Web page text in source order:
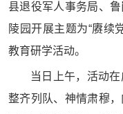
县退役军人事务局、
陵园开展主题为“赓续
教育研学活动。
当日上午，活动
整齐列队、神情肃穆